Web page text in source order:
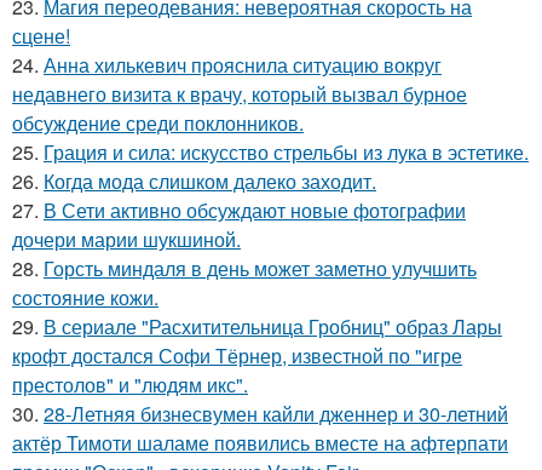
23. Магия переодевания: невероятная скорость на
сцене!
24. Анна хилькевич прояснила ситуацию вокруг
недавнего визита к врачу, который вызвал бурное
обсуждение среди поклонников.
25. Грация и сила: искусство стрельбы из лука в эстетике.
26. Когда мода слишком далеко заходит.
27. В Сети активно обсуждают новые фотографии
дочери марии шукшиной.
28. Горсть миндаля в день может заметно улучшить
состояние кожи.
29. В сериале "Расхитительница Гробниц" образ Лары
крофт достался Софи Тёрнер, известной по "игре
престолов" и "людям икс".
30. 28-Летняя бизнесвумен кайли дженнер и 30-летний
актёр Тимоти шаламе появились вместе на афтерпати